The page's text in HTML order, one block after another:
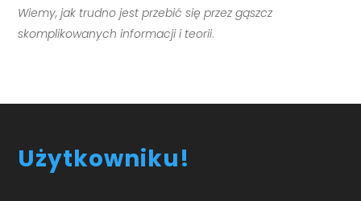
Wiemy, jak trudno jest przebić się przez gąszcz
skomplikowanych informacji i teorii.
Użytkowniku!